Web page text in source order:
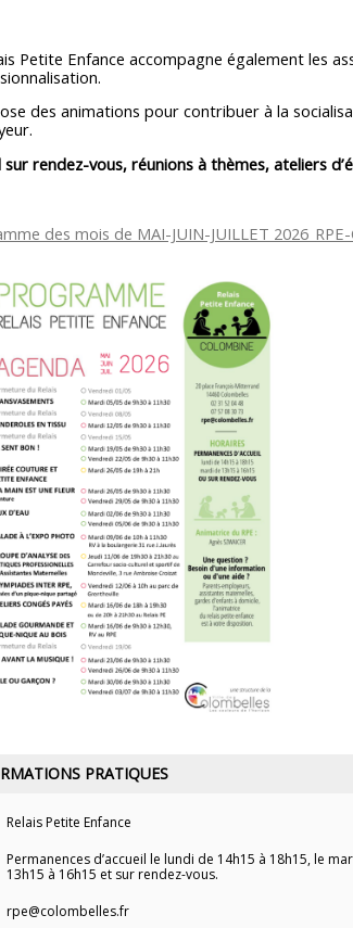
Petite Enfance accompagne également les
des animations pour contribuer à la
sur rendez-vous, réunions à thèmes, ateliers
des mois de MAI-JUIN-JUILLET
PRATIQUES
Relais Petite Enfance
Permanences d’accueil le lundi de 14h15 à 18h15, le
13h15 à 16h15 et sur rendez-vous.
rpe@colombelles.fr